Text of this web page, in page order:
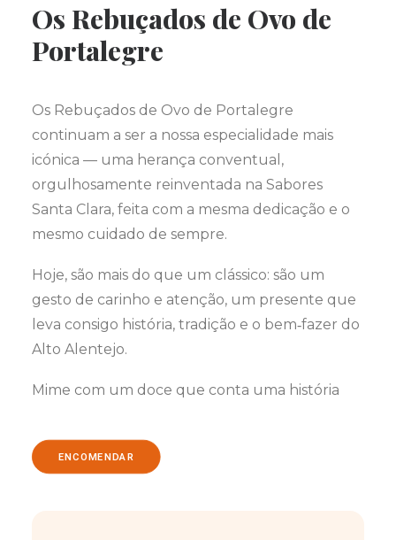
Os Rebuçados de Ovo de
Portalegre
Os Rebuçados de Ovo de Portalegre
continuam a ser a nossa especialidade mais
icónica — uma herança conventual,
orgulhosamente reinventada na Sabores
Santa Clara, feita com a mesma dedicação e o
mesmo cuidado de sempre.
Hoje, são mais do que um clássico: são um
gesto de carinho e atenção, um presente que
leva consigo história, tradição e o bem‑fazer do
Alto Alentejo.
Mime com um doce que conta uma história
ENCOMENDAR